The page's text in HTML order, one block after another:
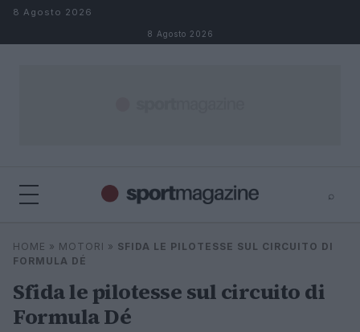
Salta al contenuto
8 Agosto 2026
8 Agosto 2026
⌕
Cerca
⌕
HOME » MOTORI » SFIDA LE PILOTESSE SUL CIRCUITO DI
FORMULA DÉ
Sfida le pilotesse sul circuito di
Formula Dé